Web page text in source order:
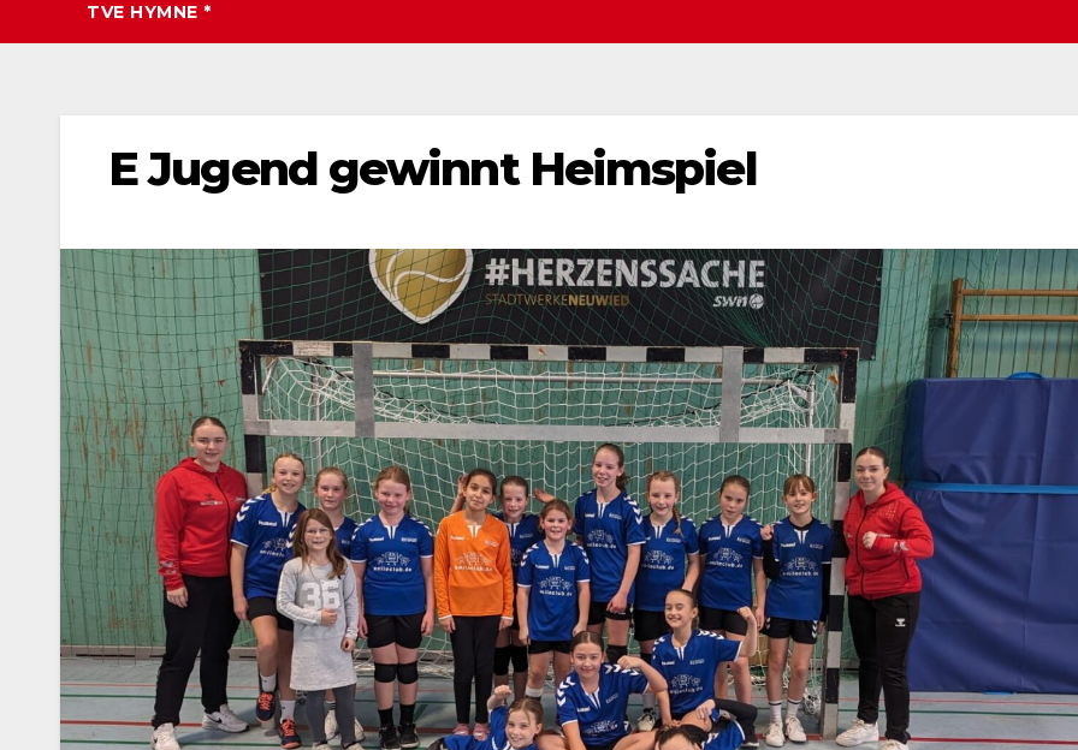
TVE HYMNE *
E Jugend gewinnt Heimspiel